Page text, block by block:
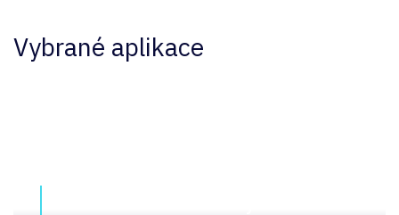
Vybrané aplikace